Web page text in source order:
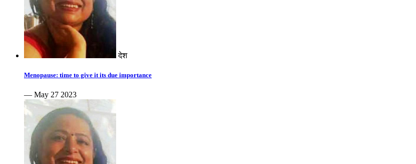
देश
Menopause: time to give it its due importance
— May 27 2023